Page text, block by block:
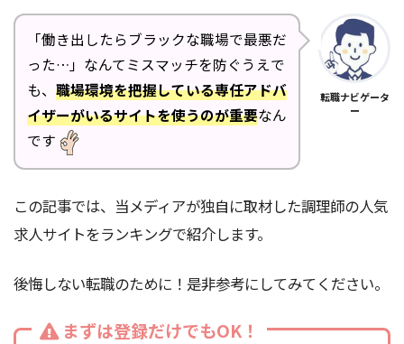
「働き出したらブラックな職場で最悪だ
った…」なんてミスマッチを防ぐうえで
も、 職場環境を把握している専任アドバ
イザーがいるサイトを使うのが重要なん
です
転職ナビゲータ
ー
この記事では、当メディアが独自に取材した調理師の人気
求人サイトをランキングで紹介します。
後悔しない転職のために！是非参考にしてみてください。
まずは登録だけでもOK！